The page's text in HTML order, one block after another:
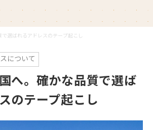
選ばれるアドレスのテープ起こし
について
へ。確かな品質で選ば
のテープ起こし